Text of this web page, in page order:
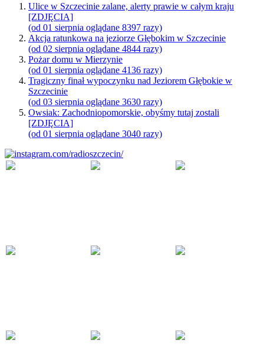
Ulice w Szczecinie zalane, alerty prawie w całym kraju
[ZDJĘCIA]
(od 01 sierpnia oglądane 8397 razy)
Akcja ratunkowa na jeziorze Głębokim w Szczecinie
(od 02 sierpnia oglądane 4844 razy)
Pożar domu w Mierzynie
(od 01 sierpnia oglądane 4136 razy)
Tragiczny finał wypoczynku nad Jeziorem Głębokie w
Szczecinie
(od 03 sierpnia oglądane 3630 razy)
Owsiak: Zachodniopomorskie, obyśmy tutaj zostali
[ZDJĘCIA]
(od 01 sierpnia oglądane 3040 razy)